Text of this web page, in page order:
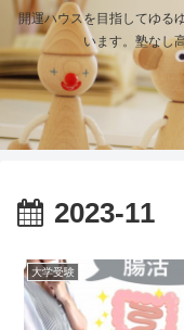
開運ハウスを目指してゆる
います。塾なし
2023-11
大学受験